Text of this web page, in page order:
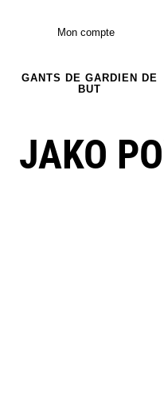
Mon compte
GANTS DE GARDIEN DE
BUT
JAKO